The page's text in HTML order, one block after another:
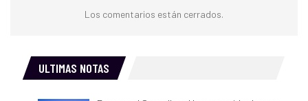
Los comentarios están cerrados.
ULTIMAS NOTAS